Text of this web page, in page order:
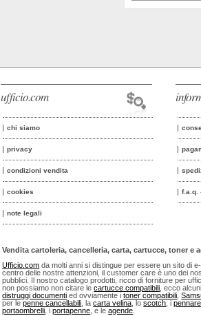
f.a.q.
ufficio.com
chi siamo
privacy
condizioni vendita
cookies
note legali
Vendita cartoleria, cancelleria, carta, cartucce, toner e
Ufficio.com da molti anni si distingue per essere un sito di
centro delle nostre attenzioni, il customer care è uno dei
pubblici. Il nostro catalogo prodotti, ricco di forniture per
non possiamo non citare lecartucce compatibili , ecco
distruggi documenti ed ovviamente itoner compatibili ,
per lepenne cancellabili , lacarta velina , loscotch , i
portaombrelli , iportapenne , e leagende